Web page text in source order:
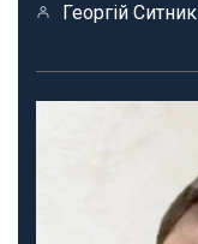
Георгій Ситник